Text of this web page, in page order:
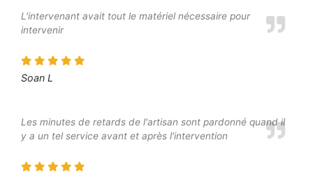
L'intervenant avait tout le matériel nécessaire pour
intervenir
Soan L
Les minutes de retards de l'artisan sont pardonné quand il
y a un tel service avant et après l'intervention